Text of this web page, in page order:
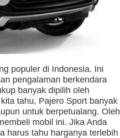
populer di Indonesia. Ini
pengalaman berkendara
banyak dipilih oleh
tahu, Pajero Sport banyak
untuk berpetualang. Oleh
mobil ini. Jika Anda
harus tahu harganya terlebih